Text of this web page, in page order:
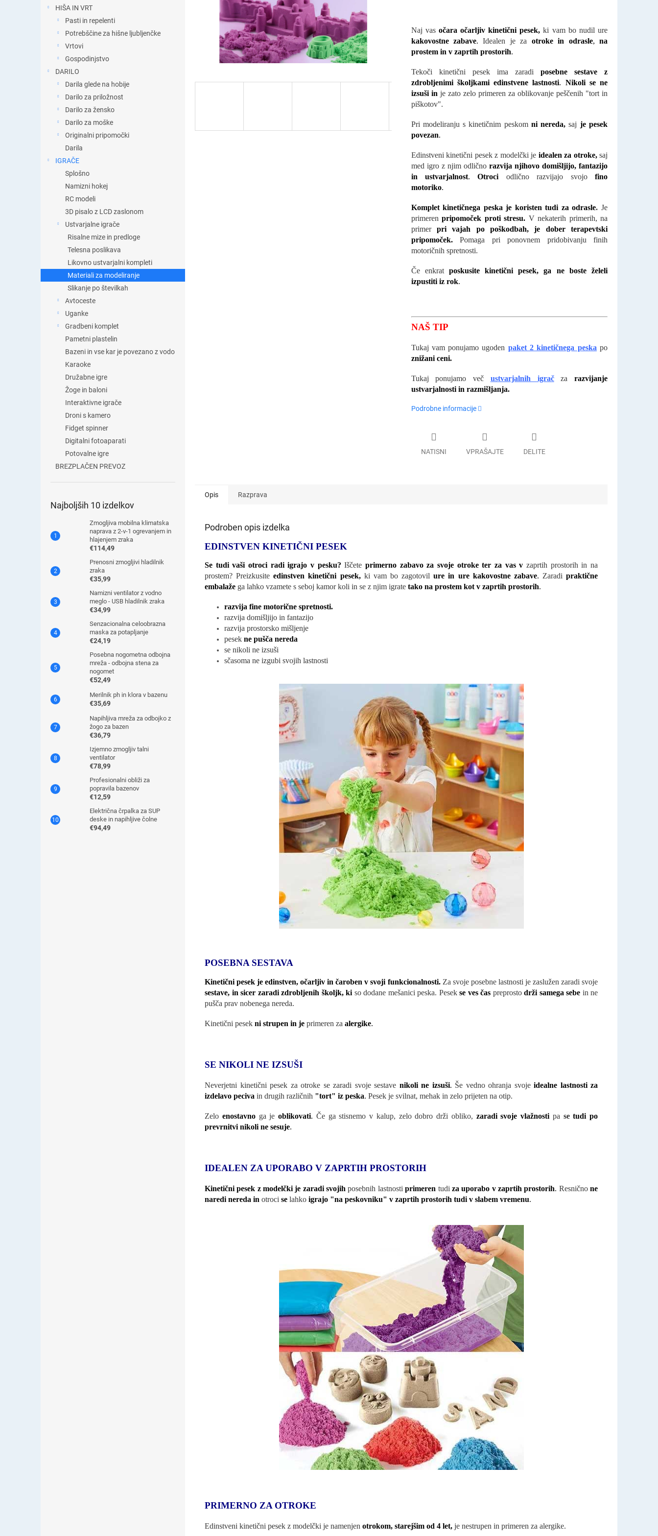
HIŠA IN VRT
Pasti in repelenti
Potrebščine za hišne ljubljenčke
Vrtovi
Gospodinjstvo
DARILO
Darila glede na hobije
Darilo za priložnost
Darilo za žensko
Darilo za moške
Originalni pripomočki
Darila
IGRAČE
Splošno
Namizni hokej
RC modeli
3D pisalo z LCD zaslonom
Ustvarjalne igrače
Risalne mize in predloge
Telesna poslikava
Likovno ustvarjalni kompleti
Materiali za modeliranje
Slikanje po številkah
Avtoceste
Uganke
Gradbeni komplet
Pametni plastelin
Bazeni in vse kar je povezano z vodo
Karaoke
Družabne igre
Žoge in baloni
Interaktivne igrače
Droni s kamero
Fidget spinner
Digitalni fotoaparati
Potovalne igre
BREZPLAČEN PREVOZ
Najboljših 10 izdelkov
Zmogljiva mobilna klimatska
naprava z 2-v-1 ogrevanjem in
hlajenjem zraka
€114,49
Prenosni zmogljivi hladilnik
zraka
€35,99
Namizni ventilator z vodno
meglo - USB hladilnik zraka
€34,99
Senzacionalna celoobrazna
maska ​​za potapljanje
€24,19
Posebna nogometna odbojna
mreža - odbojna stena za
nogomet
€52,49
Merilnik ph in klora v bazenu
€35,69
Napihljiva mreža za odbojko z
žogo za bazen
€36,79
Izjemno zmogljiv talni
ventilator
€78,99
Profesionalni obliži za
popravila bazenov
€12,59
Električna črpalka za SUP
deske in napihljive čolne
€94,49
Naj vas očara očarljiv kinetični pesek,ki vam bo nudil ure
kakovostne zabave. Idealen je za otroke in odrasle, na
prostem in v zaprtih prostorih.
Tekoči kinetični pesek ima zaradi posebne sestave z
zdrobljenimi školjkami edinstvene lastnosti. Nikoli se ne
izsuši in je zato zelo primeren za oblikovanje peščenih "tort in
piškotov".
Pri modeliranju s kinetičnim peskom ni nereda,saj je pesek
povezan.
Edinstveni kinetični pesek z modelčki je idealen za otroke, saj
med igro z njim odlično razvija njihovo domišljijo, fantazijo
in ustvarjalnost.Otroci odlično razvijajo svojofino
motoriko.
Komplet kinetičnega peska je koristen tudi za odrasle. Je
primeren pripomoček proti stresu. V nekaterih primerih, na
primer pri vajah po poškodbah, je dober terapevtski
pripomoček. Pomaga pri ponovnem pridobivanju finih
motoričnih spretnosti.
Če enkrat poskusite kinetični pesek, ga ne boste želeli
izpustiti iz rok.
NAŠ TIP
Tukaj vam ponujamo ugoden paket 2 kinetičnega peskapo
znižani ceni.
Tukaj ponujamo več ustvarjalnih igrač za razvijanje
ustvarjalnosti in razmišljanja.
Podrobne informacije
NATISNI VPRAŠAJTE DELITE
Opis Razprava
Podroben opis izdelka
EDINSTVEN KINETIČNI PESEK
Se tudi vaši otroci radi igrajo v pesku?Iščeteprimerno zabavo za svoje otroke ter za vas v zaprtih prostorih in na
prostem? Preizkusiteedinstven kinetični pesek, ki vam bo zagotovilure in ure kakovostne zabave. Zaradipraktične
embalaže ga lahko vzamete s seboj kamor koli in se z njim igrate tako na prostem kot v zaprtih prostorih.
razvija fine motorične spretnosti.
razvija domišljijo in fantazijo
razvija prostorsko mišljenje
pesek ne pušča nereda
se nikoli ne izsuši
sčasoma ne izgubi svojih lastnosti
POSEBNA SESTAVA
Kinetični pesek je edinstven, očarljiv in čaroben v svoji funkcionalnosti. Za svoje posebne lastnosti je zaslužen zaradi svoje
sestave, in sicer zaradi zdrobljenih školjk, ki so dodane mešanici peska. Pesek se ves čas preprosto drži samega sebe in ne
pušča prav nobenega nereda.
Kinetični pesek ni strupen in je primeren za alergike.
SE NIKOLI NE IZSUŠI
Neverjetni kinetični pesek za otroke se zaradi svoje sestave nikoli ne izsuši. Še vedno ohranja svoje idealne lastnosti za
izdelavo peciva in drugih različnih "tort" iz peska. Pesek je svilnat, mehak in zelo prijeten na otip.
Zelo enostavno ga je oblikovati. Če ga stisnemo v kalup, zelo dobro drži obliko, zaradi svoje vlažnosti pa setudi po
prevrnitvi nikoli ne sesuje.
IDEALEN ZA UPORABO V ZAPRTIH PROSTORIH
Kinetični pesek z modelčki je zaradi svojihposebnih lastnostiprimeren tudi za uporabo v zaprtih prostorih. Resničnone
naredi nereda in otroci se lahko igrajo "na peskovniku" v zaprtih prostorih tudi v slabem vremenu.
PRIMERNO ZA OTROKE
Edinstveni kinetični pesek z modelčki je namenjen otrokom, starejšim od 4 let, je nestrupen in primeren za alergike.